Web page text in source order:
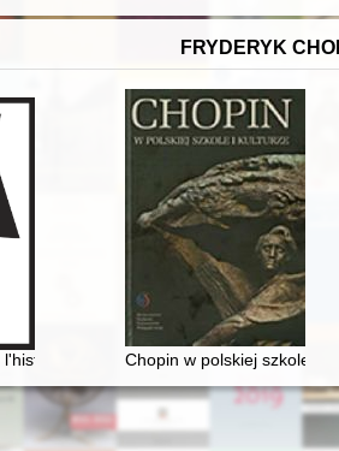
FRYDERYK
czytelnicy. Cz. 2
littéraire. En hommage à Maciej
Chopin w polskiej szkole i